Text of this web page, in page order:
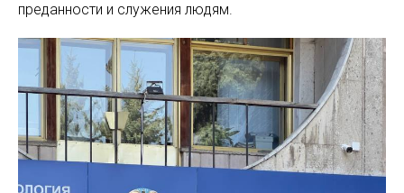
преданности и служения людям.